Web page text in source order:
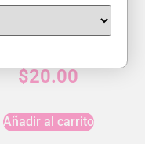
Case for iPhone
$20.00
Añadir al carrito